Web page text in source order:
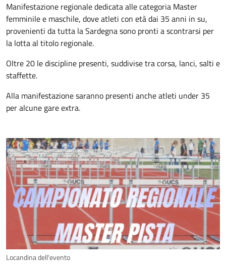
Manifestazione regionale dedicata alle categoria Master
femminile e maschile, dove atleti con età dai 35 anni in su,
provenienti da tutta la Sardegna sono pronti a scontrarsi per
la lotta al titolo regionale.
Oltre 20 le discipline presenti, suddivise tra corsa, lanci, salti e
staffette.
Alla manifestazione saranno presenti anche atleti under 35
per alcune gare extra.
Locandina dell'evento